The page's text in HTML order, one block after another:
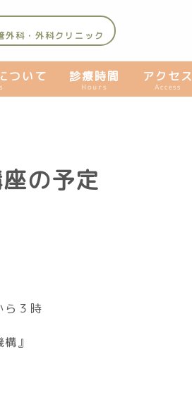
外科・外科クリニック
ついて 診療時間
Hours
アクセス
Access
の予定
３時
』